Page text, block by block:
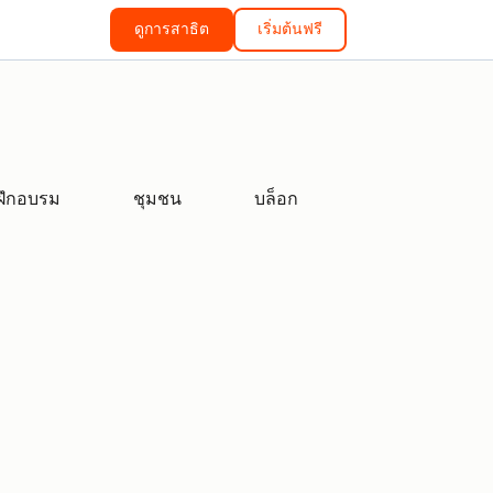
ดูการสาธิต เริ่มต้นฟรี
กอบรม ชุมชน บล็อก